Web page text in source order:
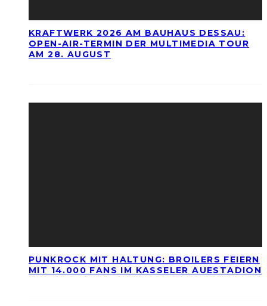
KRAFTWERK 2026 AM BAUHAUS DESSAU:
OPEN-AIR-TERMIN DER MULTIMEDIA TOUR
AM 28. AUGUST
PUNKROCK MIT HALTUNG: BROILERS FEIERN
MIT 14.000 FANS IM KASSELER AUESTADION